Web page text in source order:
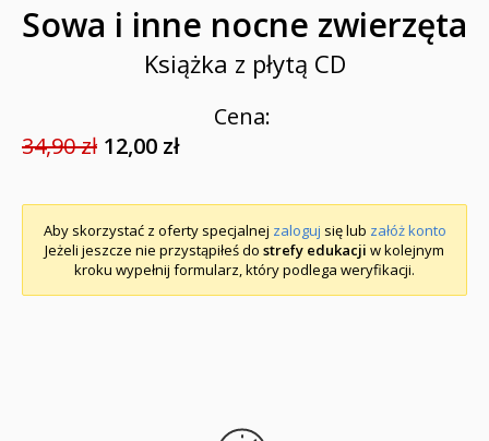
Sowa i inne nocne zwierzęta
Książka z płytą CD
Cena:
34,90 zł 12,00 zł
Aby skorzystać z oferty specjalnej zaloguj się lub załóż konto
Jeżeli jeszcze nie przystąpiłeś do strefy edukacji w kolejnym
kroku wypełnij formularz, który podlega weryfikacji.